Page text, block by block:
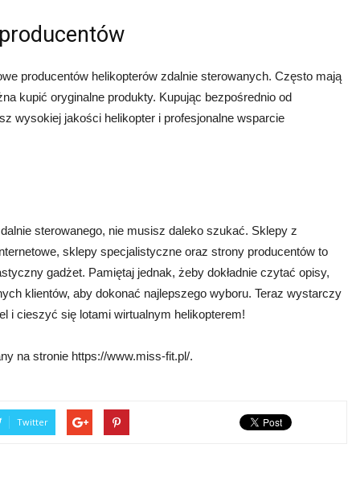
producentów helikopterów zdalnie sterowanych. Często mają
kupić oryginalne produkty. Kupując bezpośrednio od
wysokiej jakości helikopter i profesjonalne wsparcie
sterowanego, nie musisz daleko szukać. Sklepy z
sklepy specjalistyczne oraz strony producentów to
gadżet. Pamiętaj jednak, żeby dokładnie czytać opisy,
klientów, aby dokonać najlepszego wyboru. Teraz wystarczy
i cieszyć się lotami wirtualnym helikopterem!
na stronie https://www.miss-fit.pl/.
Twitter